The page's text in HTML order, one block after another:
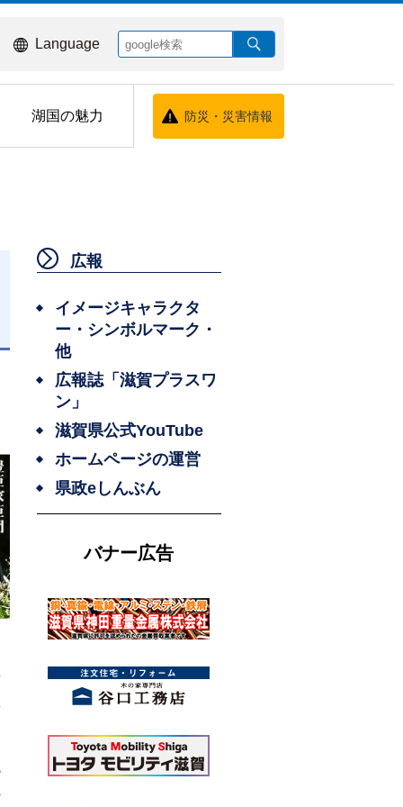
Language
湖国の魅力 防災・災害情報
広報
イメージキャラクタ
ー・シンボルマーク・
他
広報誌「滋賀プラスワ
ン」
滋賀県公式YouTube
ホームページの運営
県政eしんぶん
バナー広告